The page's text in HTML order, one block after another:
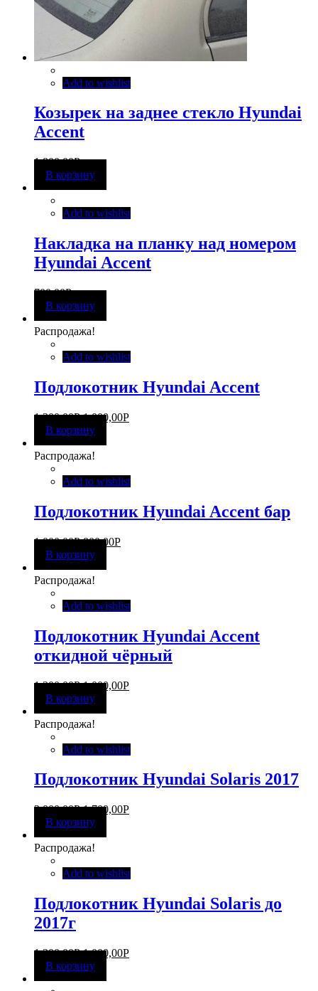
Add to wishlist
Козырек на заднее стекло Hyundai
Accent
1 800,00Р
В корзину
Add to wishlist
Накладка на планку над номером
Hyundai Accent
700,00Р
В корзину
Распродажа!
Add to wishlist
Подлокотник Hyundai Accent
1 300,00Р 1 000,00Р
В корзину
Распродажа!
Add to wishlist
Подлокотник Hyundai Accent бар
1 000,00Р 800,00Р
В корзину
Распродажа!
Add to wishlist
Подлокотник Hyundai Accent
откидной чёрный
1 300,00Р 1 000,00Р
В корзину
Распродажа!
Add to wishlist
Подлокотник Hyundai Solaris 2017
2 000,00Р 1 700,00Р
В корзину
Распродажа!
Add to wishlist
Подлокотник Hyundai Solaris до
2017г
1 300,00Р 1 000,00Р
В корзину